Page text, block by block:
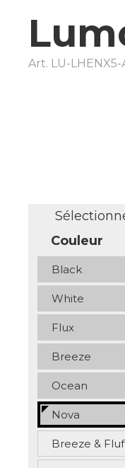
Art. LU-
Couleur
Black
White
Flux
Breeze
Ocean
Nova
Breeze &